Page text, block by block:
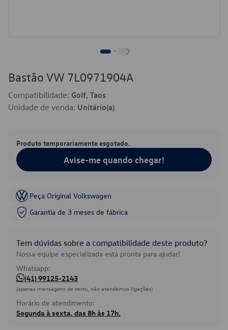
Bastão VW 7L0971904A
Compatibilidade: Golf, Taos
Unidade de venda: Unitário(a)
Produto temporariamente esgotado.
Avise-me quando chegar!
Peça Original Volkswagen
Garantia de 3 meses de fábrica
Tem dúvidas sobre a compatibilidade deste produto?
Nossa equipe especializada está pronta para ajudar!
Whatsapp:
(41) 99125-2143
(apenas mensagens de texto, não atendemos ligações)
Horário de atendimento:
Segunda à sexta, das 8h às 17h.